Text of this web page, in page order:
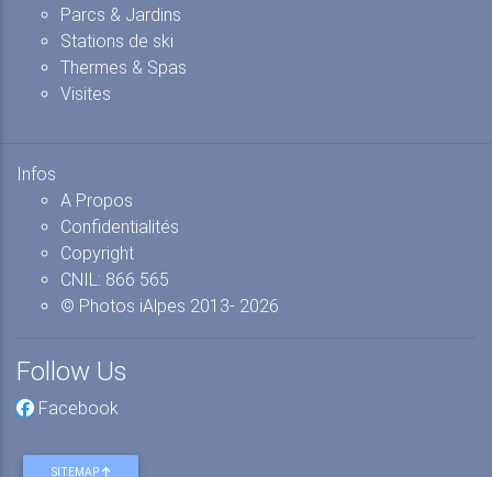
Parcs & Jardins
Stations de ski
Thermes & Spas
Visites
Infos
A Propos
Confidentialités
Copyright
CNIL: 866 565
© Photos iAlpes 2013- 2026
Follow Us
Facebook
SITEMAP